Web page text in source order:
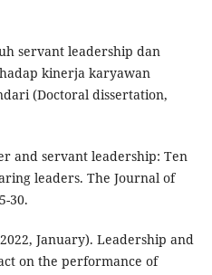
servant leadership dan
kinerja karyawan
(Doctoral dissertation,
and servant leadership: Ten
leaders. The Journal of
30.
January). Leadership and
on the performance of